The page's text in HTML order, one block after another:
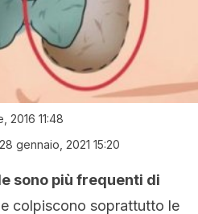
2016 11:48
28 gennaio, 2021 15:20
sono più frequenti di
e colpiscono soprattutto le